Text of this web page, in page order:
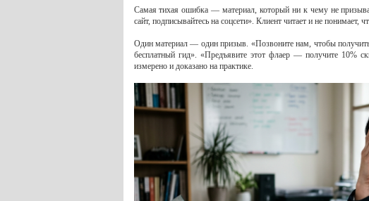
Самая тихая ошибка — материал, который ни к чему не
сайт, подписывайтесь на соцсети». Клиент читает и не понимает,
Один материал — один призыв. «Позвоните нам, чтобы
бесплатный гид». «Предъявите этот флаер — получите 10%
измерено и доказано на практике.